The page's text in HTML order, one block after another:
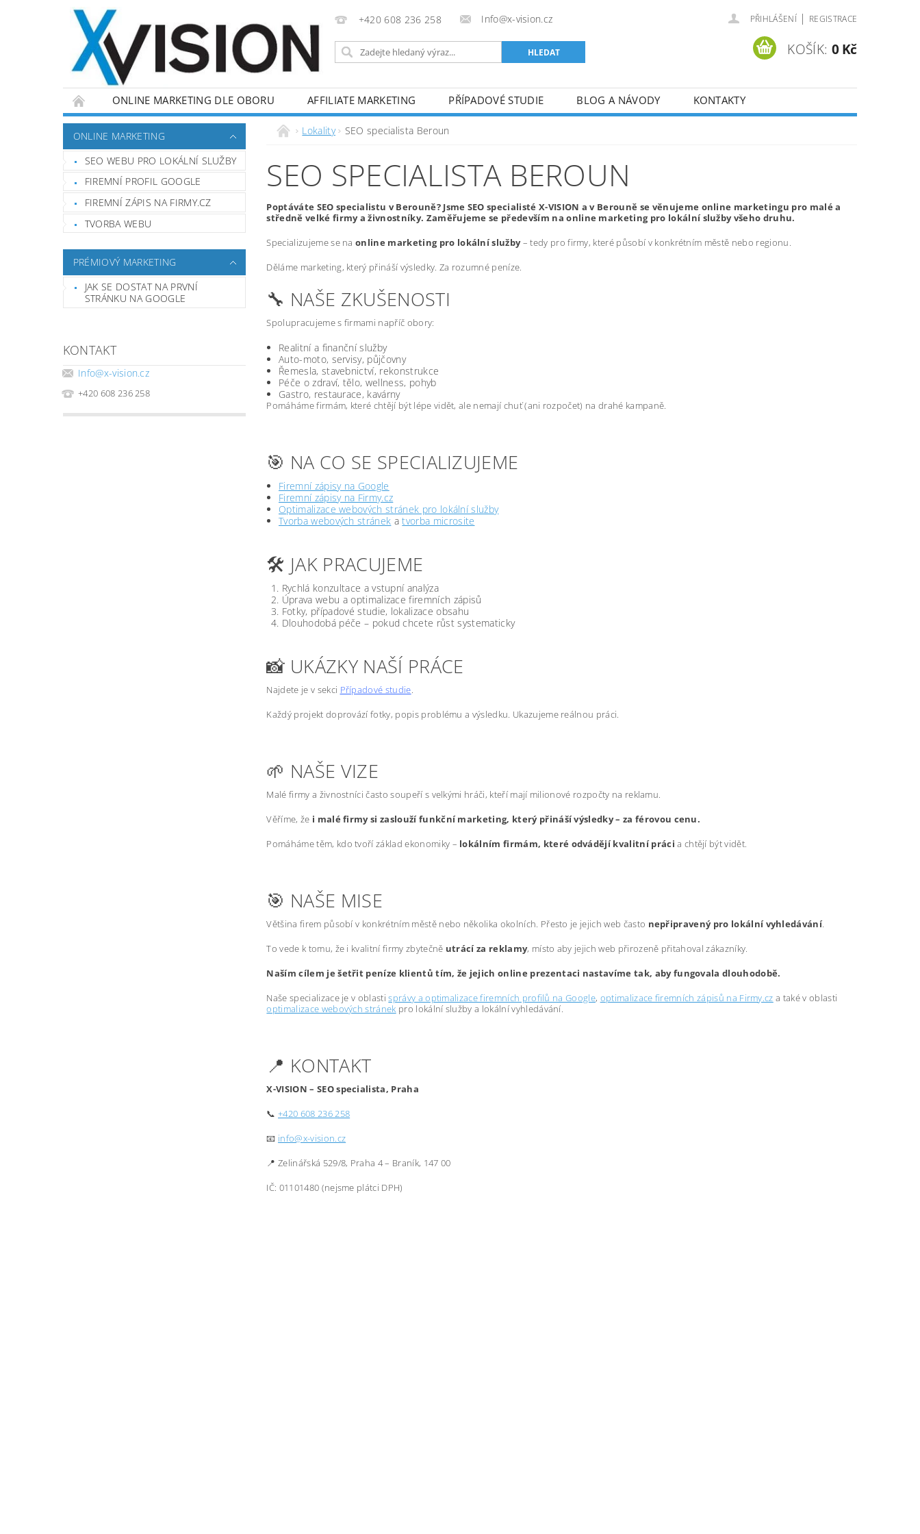
+420 608 236 258 Info@x-vision.cz PŘIHLÁŠENÍ | REGISTRACE
KOŠÍK: 0 Kč
ONLINE MARKETING DLE OBORU AFFILIATE MARKETING PŘÍPADOVÉ STUDIE BLOG A NÁVODY KONTAKTY
ONLINE MARKETING
SEO WEBU PRO LOKÁLNÍ SLUŽBY
FIREMNÍ PROFIL GOOGLE
FIREMNÍ ZÁPIS NA FIRMY.CZ
TVORBA WEBU
PRÉMIOVÝ MARKETING
JAK SE DOSTAT NA PRVNÍ
STRÁNKU NA GOOGLE
KONTAKT
Info@x-vision.cz
+420 608 236 258
Lokality SEO specialista Beroun
SEO SPECIALISTA BEROUN
Poptáváte SEO specialistu v Berouně? Jsme SEO specialisté X-VISION a v Berouně se věnujeme online marketingu pro malé a
středně velké firmy a živnostníky. Zaměřujeme se především na online marketing pro lokální služby všeho druhu.
Specializujeme se naonline marketing pro lokální služby– tedy pro firmy, které působí v konkrétním městě nebo regionu.
Děláme marketing, který přináší výsledky. Za rozumné peníze.
🔧 NAŠE ZKUŠENOSTI
Spolupracujeme s firmami napříč obory:
Realitní a finanční služby
Auto-moto, servisy, půjčovny
Řemesla, stavebnictví, rekonstrukce
Péče o zdraví, tělo, wellness, pohyb
Gastro, restaurace, kavárny
Pomáháme firmám, které chtějí být lépe vidět, ale nemají chuť (ani rozpočet) na drahé kampaně.
🎯 NA CO SE SPECIALIZUJEME
Firemní zápisy na Google
Firemní zápisy na Firmy.cz
Optimalizace webových stránek pro lokální služby
Tvorba webových stránek atvorba microsite
🛠️ JAK PRACUJEME
Rychlá konzultace a vstupní analýza
Úprava webu a optimalizace firemních zápisů
Fotky, případové studie, lokalizace obsahu
Dlouhodobá péče – pokud chcete růst systematicky
📸 UKÁZKY NAŠÍ PRÁCE
Najdete je v sekci Případové studie.
Každý projekt doprovází fotky, popis problému a výsledku. Ukazujeme reálnou práci.
🌱 NAŠE VIZE
Malé firmy a živnostníci často soupeří s velkými hráči, kteří mají milionové rozpočty na reklamu.
Věříme, že i malé firmy si zaslouží funkční marketing, který přináší výsledky – za férovou cenu.
Pomáháme těm, kdo tvoří základ ekonomiky – lokálním firmám, které odvádějí kvalitní práci a chtějí být vidět.
🎯 NAŠE MISE
Většina firem působí v konkrétním městě nebo několika okolních. Přesto je jejich web často nepřipravený pro lokální vyhledávání.
To vede k tomu, že i kvalitní firmy zbytečně utrácí za reklamy, místo aby jejich web přirozeně přitahoval zákazníky.
Naším cílem je šetřit peníze klientů tím, že jejich online prezentaci nastavíme tak, aby fungovala dlouhodobě.
Naše specializace je v oblastisprávy a optimalizace firemních profilů na Google, optimalizace firemních zápisů na Firmy.cz a také v oblasti
optimalizace webových stránek pro lokální služby a lokální vyhledávání.
📍 KONTAKT
X-VISION – SEO specialista, Praha
📞+420 608 236 258
📧 info@x-vision.cz
📍 Zelinářská 529/8, Praha 4 – Braník, 147 00
IČ: 01101480 (nejsme plátci DPH)